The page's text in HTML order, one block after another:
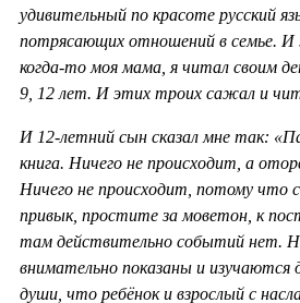
удивительный по красоте русский
потрясающих отношений в семье. И
когда-то моя мама, я читал своим
9, 12 лет. И этих троих сажал и
И 12-летний сын сказал мне так:
книга. Ничего не происходит, а
Ничего не происходит, потому что
привык, простите за моветон, к
там действительно событий нет.
внимательно показаны и изучаются
души, что ребёнок и взрослый с